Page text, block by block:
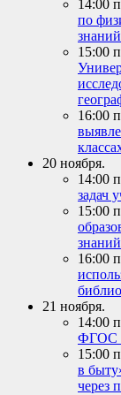
14:00
по
15:00
16:00
20 ноября.
14:00
задач
15:00
16:00
21 ноября.
14:00
ФГОС
15:00
в
через